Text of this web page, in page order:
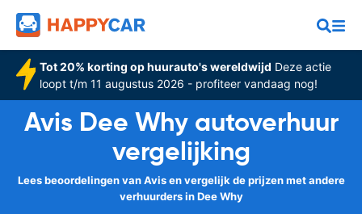
Tot 20% korting op huurauto's wereldwijd Deze actie
loopt t/m 11 augustus 2026 - profiteer vandaag nog!
Avis Dee Why autoverhuur
vergelijking
Lees beoordelingen van Avis en vergelijk de prijzen met andere
verhuurders in Dee Why